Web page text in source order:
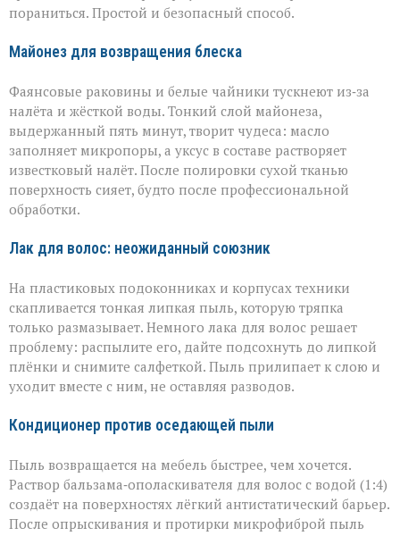
пораниться. Простой и безопасный способ.
Майонез для возвращения блеска
Фаянсовые раковины и белые чайники тускнеют из‑за
налёта и жёсткой воды. Тонкий слой майонеза,
выдержанный пять минут, творит чудеса: масло
заполняет микропоры, а уксус в составе растворяет
известковый налёт. После полировки сухой тканью
поверхность сияет, будто после профессиональной
обработки.
Лак для волос: неожиданный союзник
На пластиковых подоконниках и корпусах техники
скапливается тонкая липкая пыль, которую тряпка
только размазывает. Немного лака для волос решает
проблему: распылите его, дайте подсохнуть до липкой
плёнки и снимите салфеткой. Пыль прилипает к слою и
уходит вместе с ним, не оставляя разводов.
Кондиционер против оседающей пыли
Пыль возвращается на мебель быстрее, чем хочется.
Раствор бальзама‑ополаскивателя для волос с водой (1:4)
создаёт на поверхностях лёгкий антистатический барьер.
После опрыскивания и протирки микрофиброй пыль